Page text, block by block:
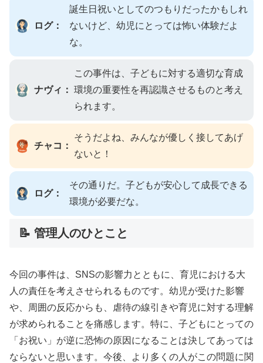
ログ：
誕生日祝いとしてのつもりだったかもしれ
ないけど、幼児にとっては怖い体験だよ
な。
ナヴィ：
この事件は、子どもに対する適切な育成
環境の重要性を再認識させるものと考え
られます。
チャコ：
そうだよね、みんなが優しく接してあげ
ないと！
ログ：
その通りだ。子どもが安心して成長できる
環境が必要だな。
📝 管理人のひとこと
今回の事件は、SNSの影響力とともに、育児における大
人の責任を考えさせられるものです。幼児が受けた影響
や、周囲の反応からも、虐待の線引きや育児に対する理解
が求められることを痛感します。特に、子どもにとっての
「お祝い」が逆に恐怖の原因になることは決してあっては
ならないと思います。今後、より多くの人がこの問題に関